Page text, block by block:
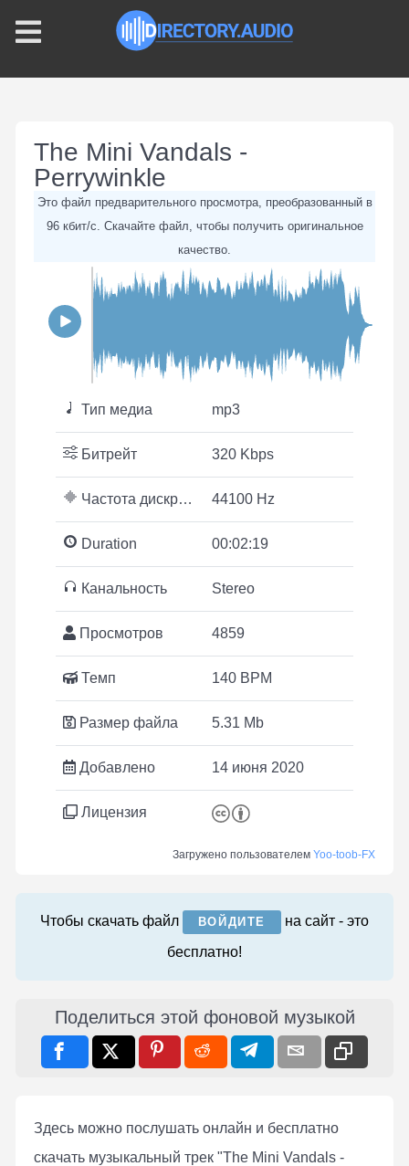
The Mini Vandals -
Perrywinkle
Это файл предварительного просмотра, преобразованный в
96 кбит/с. Скачайте файл, чтобы получить оригинальное
качество.
Тип медиа mp3
Битрейт 320 Kbps
Частота дискретизации 44100 Hz
Duration 00:02:19
Канальность Stereo
Просмотров 4859
Темп 140 BPM
Размер файла 5.31 Mb
Добавлено 14 июня 2020
Лицензия
Загружено пользователем Yoo-toob-FX
Чтобы скачать файл ВОЙДИТЕ
на сайт - это
бесплатно!
Поделиться этой фоновой музыкой
Здесь можно послушать онлaйн и бесплатно
скачать музыкальный трек "The Mini Vandals -